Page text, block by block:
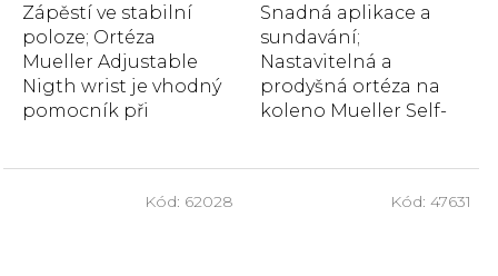
Zápěstí ve stabilní
poloze; Ortéza
Mueller Adjustable
Nigth wrist je vhodný
pomocník při
Snadná aplikace a
sundavání;
Nastavitelná a
prodyšná ortéza na
koleno Mueller Self-
Kód: 62028 Kód: 47631